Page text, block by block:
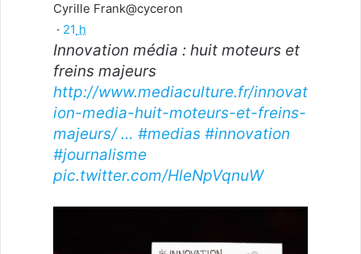
Cyrille Frank@cyceron
· 21 h
Innovation média : huit moteurs et
freins majeurs
http://www.mediaculture.fr/innovat
ion-media-huit-moteurs-et-freins-
majeurs/… #medias #innovation
#journalisme
pic.twitter.com/HleNpVqnuW